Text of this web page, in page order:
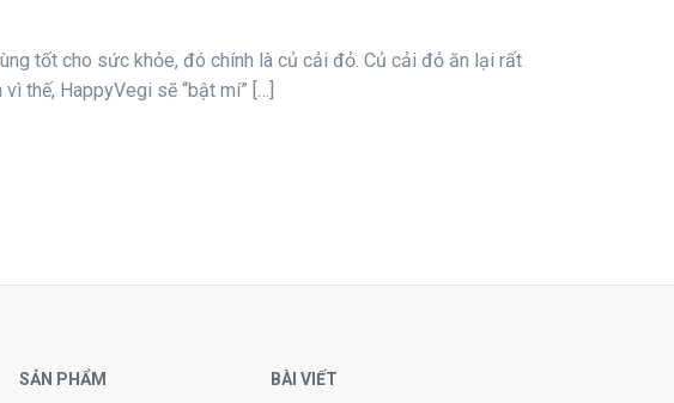
tốt cho sức khỏe, đó chính là củ cải đỏ. Củ cải đỏ ăn lại rất
thế, HappyVegi sẽ “bật mí” […]
SẢN PHẨM BÀI VIẾT